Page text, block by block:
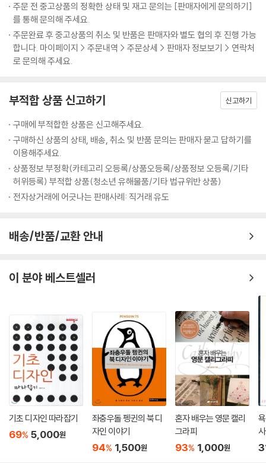
이 두 가지의 목적을 양손에 쥐면서 잡지의 기본 속성인 대중매체라는 것
을 잊지 않기 위해 이야기를 더했습니다. 그림책 시장과 작가들의 작업, 국
내외 멋진 그림책을 이야기로 풀어내어 대중이 쉽게 접근할 수 있도록 했
습니다. 그림책의 자유로운 세계가 많은 이들에게 누구도 침해할 수 없는
기획기사
팝업과 페이퍼커팅 북 - 책 안에 핀 한 송이 예술.
팝업북과 페이퍼커팅북의 간략한 역사와 함께 현주소를 보여주는 감탄할
만한 일곱 권의 책을 소개합니다.
전 세계에서 활발하게 활동 중인 멋진 그림책 작가들의 뜨거운 이야기를
담습니다.
는 그림책 작가들을 만납니다.
스페인이 지금 가장 주목하는 작가이자 디자인 스튜디오.
책, 게임, 전시의 긍정적인 순환을 보여주는 밀림보의 활동과 철학을 들어
본다.
ISABELLE SIMLER - 모든 것들의 찬란한 순간
한국어판 《푸른 시간》의 작가.
환상적인 세밀화로 아이와 어른의 감성을 동시에 자극하는 이자벨의 그리
는 마음에 대해 들어본다.
주문 전 중고상품의 정확한 상태 및 재고 문의는 [판매자에게 문의하기]
를 통해 문의해 주세요.
주문완료 후 중고상품의 취소 및 반품은 판매자와 별도 협의 후 진행 가능
합니다. 마이페이지 > 주문내역 > 주문상세 > 판매자 정보보기 > 연락처
로 문의해 주세요.
부적합 상품 신고하기 신고하기
구매에 부적합한 상품은 신고해주세요.
구매하신 상품의 상태, 배송, 취소 및 반품 문의는 판매자 묻고 답하기를
이용해주세요.
상품정보 부정확(카테고리 오등록/상품오등록/상품정보 오등록/기타
허위등록) 부적합 상품(청소년 유해물품/기타 법규위반 상품)
전자상거래에 어긋나는 판매사례: 직거래 유도
배송/반품/교환 안내
이 분야 베스트셀러
기초 디자인 따라잡기
69% 5,000원
좌충우돌 펭귄의 북 디
자인 이야기
94% 1,500원
혼자 배우는 영문 캘리
그라피
93% 1,000원